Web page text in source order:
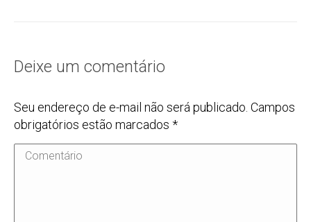
Deixe um comentário
Seu endereço de e-mail não será publicado. Campos
obrigatórios estão marcados *
Comentário